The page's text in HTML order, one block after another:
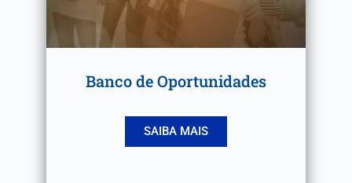
Banco de Oportunidades
SAIBA MAIS